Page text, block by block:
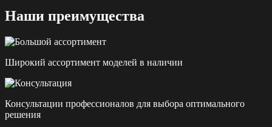
Наши преимущества
Широкий ассортимент моделей в наличии
Консультации профессионалов для выбора оптимального
решения